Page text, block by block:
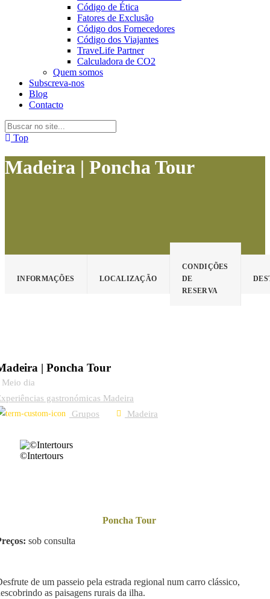
Código de Ética
Fatores de Exclusão
Código dos Fornecedores
Código dos Viajantes
TraveLife Partner
Calculadora de CO2
Quem somos
Subscreva-nos
Blog
Contacto
Top
Madeira | Poncha Tour
INFORMAÇÕES LOCALIZAÇÃO
CONDIÇÕES
DE
RESERVA
| Poncha Tour
Meio dia
gastronómicas Madeira
Grupos
Madeira
©Intertours
Poncha Tour
sob consulta
de um passeio pela estrada regional num carro clássico,
as paisagens rurais da ilha.